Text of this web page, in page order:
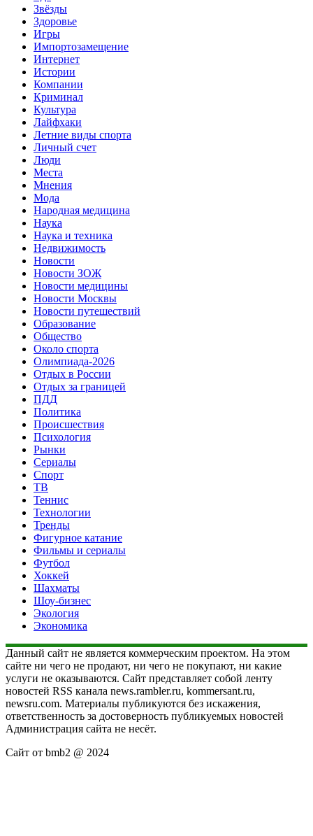
Звёзды
Здоровье
Игры
Импортозамещение
Интернет
Истории
Компании
Криминал
Культура
Лайфхаки
Летние виды спорта
Личный счет
Люди
Места
Мнения
Мода
Народная медицина
Наука
Наука и техника
Недвижимость
Новости
Новости ЗОЖ
Новости медицины
Новости Москвы
Новости путешествий
Образование
Общество
Около спорта
Олимпиада-2026
Отдых в России
Отдых за границей
ПДД
Политика
Происшествия
Психология
Рынки
Сериалы
Спорт
ТВ
Теннис
Технологии
Тренды
Фигурное катание
Фильмы и сериалы
Футбол
Хоккей
Шахматы
Шоу-бизнес
Экология
Экономика
Данный сайт не является коммерческим проектом. На этом
сайте ни чего не продают, ни чего не покупают, ни какие
услуги не оказываются. Сайт представляет собой ленту
новостей RSS канала news.rambler.ru, kommersant.ru,
newsru.com. Материалы публикуются без искажения,
ответственность за достоверность публикуемых новостей
Администрация сайта не несёт.
Сайт от bmb2 @ 2024